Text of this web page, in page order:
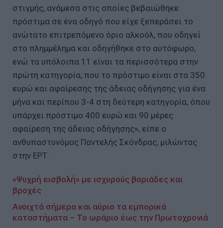
στιγμής, ανάμεσα στις οποίες βεβαιώθηκε
πρόστιμα σε ένα οδηγό που είχε ξεπεράσει το
ανώτατο επιτρεπόμενο όριο αλκοόλ, που οδηγεί
στο πλημμέλημα και οδηγήθηκε στο αυτόφωρο,
ενώ τα υπόλοιπα 11 είναι τα περισσότερα στην
πρώτη κατηγορία, που το πρόστιμο είναι στα 350
ευρώ και αφαίρεσης της άδειας οδήγησης για ένα
μήνα και περίπου 3-4 στη δεύτερη κατηγορία, όπου
υπάρχει πρόστιμο 400 ευρώ και 90 μέρες
αφαίρεση της άδειας οδήγησης», είπε ο
ανθυπαστυνόμος Παντελής Σκόνδρας, μιλώντας
στην ΕΡΤ.
«Ψυχρή εισβολή» με ισχυρούς βοριάδες και
βροχές
Ανοιχτά σήμερα και αύριο τα εμπορικά
καταστήματα – To ωράριο έως την Πρωτοχρονιά